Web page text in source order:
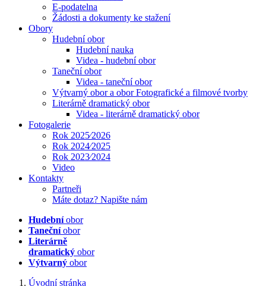
E-podatelna
Žádosti a dokumenty ke stažení
Obory
Hudební obor
Hudební nauka
Videa - hudební obor
Taneční obor
Videa - taneční obor
Výtvarný obor a obor Fotografické a filmové tvorby
Literárně dramatický obor
Videa - literárně dramatický obor
Fotogalerie
Rok 2025⁄2026
Rok 2024⁄2025
Rok 2023⁄2024
Video
Kontakty
Partneři
Máte dotaz? Napište nám
Hudebníobor
Tanečníobor
Literárně
dramatický obor
Výtvarný obor
Úvodní stránka